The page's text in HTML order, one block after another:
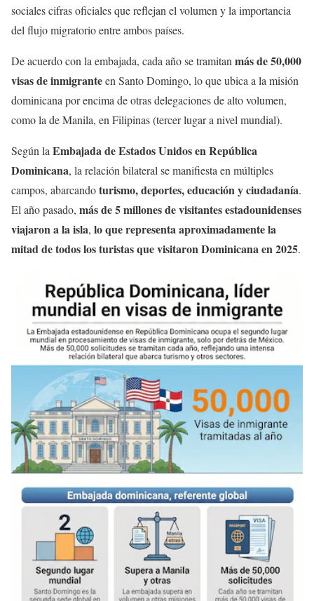
sociales cifras oficiales que reflejan el volumen y la importancia
del flujo migratorio entre ambos países.
De acuerdo con la embajada, cada año se tramitanmás de 50,000
visas de inmigranteen Santo Domingo, lo que ubica a la misión
dominicana por encima de otras delegaciones de alto volumen,
como la de Manila, en Filipinas (tercer lugar a nivel mundial).
Según laEmbajada de Estados Unidos en República
Dominicana, la relación bilateral se manifiesta en múltiples
campos, abarcandoturismo, deportes, educación y ciudadanía.
El año pasado, más de 5 millones de visitantes estadounidenses
viajaron a la isla, lo que representa aproximadamente la
mitad de todos los turistas que visitaron Dominicana en 2025.